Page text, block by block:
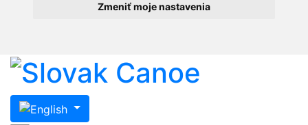
Zmeniť moje nastavenia